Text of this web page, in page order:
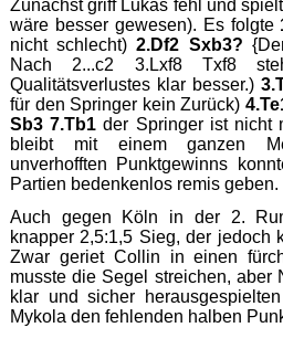
Zunächst griff Lukas fehl und
wäre besser gewesen). Es folgte
nicht schlecht)2.Df2 Sxb3?
Nach 2...c2 3.Lxf8 Txf8
Qualitätsverlustes klar besser.)
für den Springer kein Zurück)
Sb3 7.Tb1 der Springer ist nicht
bleibt mit einem ganzen
unverhofften Punktgewinns
Partien bedenkenlos remis geben.
Auch gegen Köln in der 2.
knapper 2,5:1,5 Sieg, der jedoch
Zwar geriet Collin in einen
musste die Segel streichen, aber
klar und sicher
Mykola den fehlenden halben